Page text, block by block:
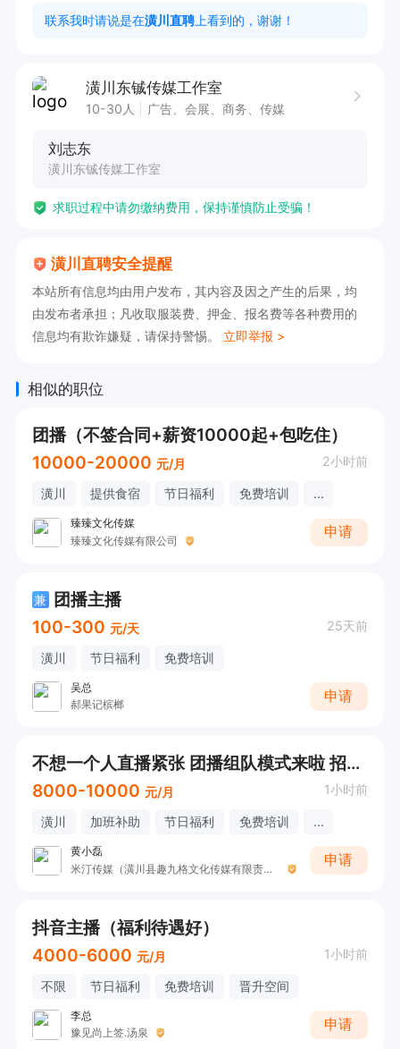
薪资福利：无责任白班4000，夜班6000，收益的
万
联系我时请说是在潢川直聘 上看到的，谢谢！
潢川东铖传媒工作室
10-30人 广告、会展、商务、传媒
刘志东
潢川东铖传媒工作室
求职过程中请勿缴纳费用，保持谨慎防止受骗！
潢川直聘安全提醒
本站所有信息均由用户发布，其内容及因之产生的后果，均
由发布者承担；凡收取服装费、押金、报名费等各种费用的
信息均有欺诈嫌疑，请保持警惕。 立即举报 >
相似的职位
团播（不签合同+薪资10000起+包吃住）
10000-20000 元/月 2小时前
潢川 提供食宿 节日福利 免费培训 ...
臻臻文化传媒
臻臻文化传媒有限公司
申请
兼 团播主播
100-300 元/天 25天前
潢川 节日福利 免费培训
吴总
郝果记槟榔
申请
不想一个人直播紧张 团播组队模式来啦 招聘团播主播月薪8k-1w
8000-10000 元/月 1小时前
潢川 加班补助 节日福利 免费培训 ...
黄小磊
米汀传媒（潢川县趣九格文化传媒有限责任公司）
申请
抖音主播（福利待遇好）
4000-6000 元/月 1小时前
不限 节日福利 免费培训 晋升空间
李总
豫见尚上签.汤泉
申请